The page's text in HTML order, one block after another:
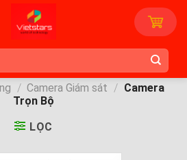
/ Camera Giám sát / Camera
Trọn Bộ
LỌC